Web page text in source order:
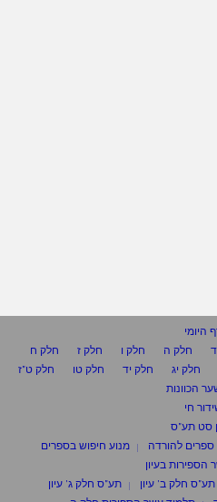
היומי
חלק ה חלק ו חלק ז
חלק ח
חלק יג חלק יד חלק טו
חלק ט"ז
הכוונות
חי
סט תע"ס
ספרים להורדה
מנוע חיפוש בספרים
הספירות בעיון
תע"ס חלק ב' עיון
תע"ס חלק ג' עיון